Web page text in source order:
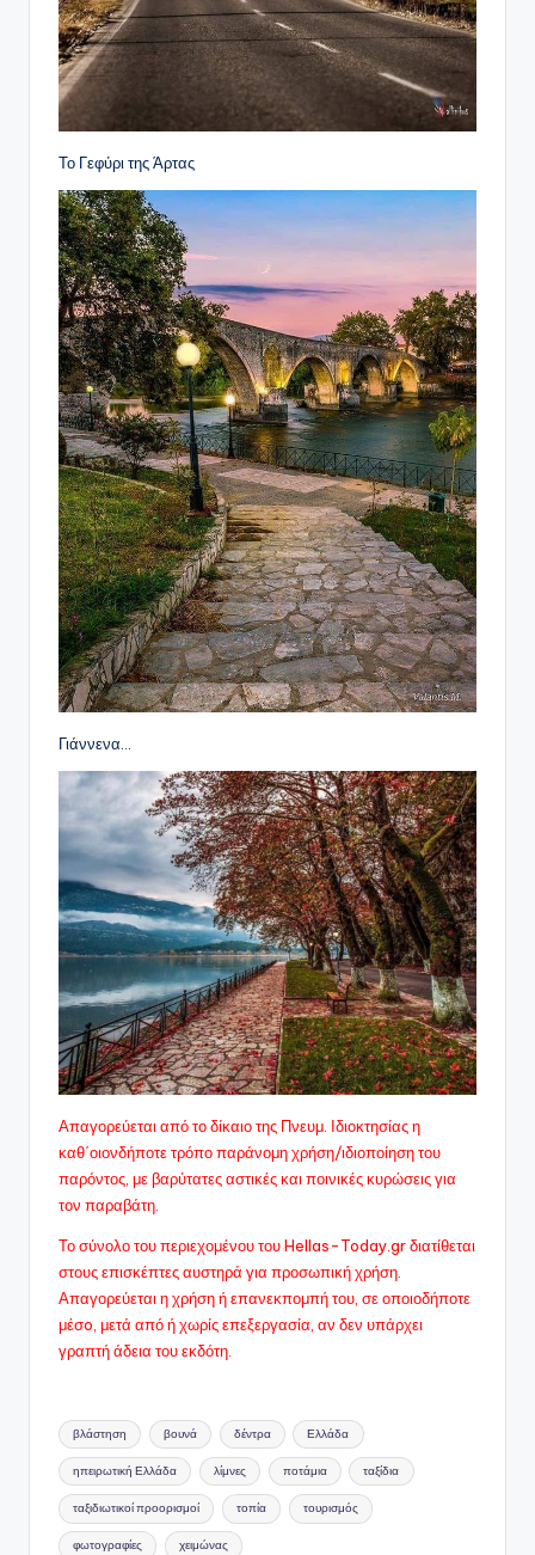
Το Γεφύρι της Άρτας
Γιάννενα…
Απαγορεύεται από το δίκαιο της Πνευμ. Ιδιοκτησίας η
καθ΄οιονδήποτε τρόπο παράνομη χρήση/ιδιοποίηση του
παρόντος, με βαρύτατες αστικές και ποινικές κυρώσεις για
τον παραβάτη.
Το σύνολο του περιεχομένου του Hellas-Today.gr διατίθεται
στους επισκέπτες αυστηρά για προσωπική χρήση.
Απαγορεύεται η χρήση ή επανεκπομπή του, σε οποιοδήποτε
μέσo, μετά από ή χωρίς επεξεργασία, αν δεν υπάρχει
γραπτή άδεια του εκδότη.
Ετικέτες:
βλάστηση βουνά δέντρα Ελλάδα
ηπειρωτική Ελλάδα λίμνες ποτάμια ταξίδια
ταξιδιωτικοί προορισμοί τοπία τουρισμός
φωτογραφίες χειμώνας